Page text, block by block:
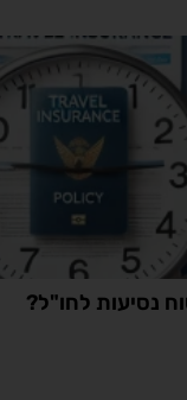
נסיעות לחו"ל?